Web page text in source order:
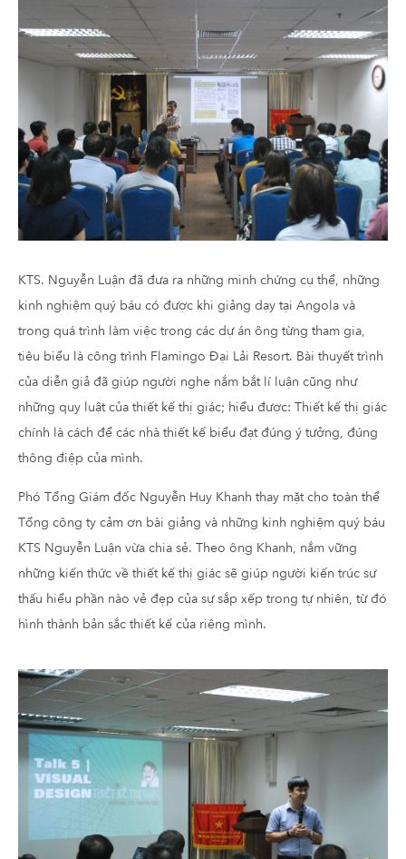
KTS. Nguyễn Luận đã đưa ra những minh chứng cụ thể, những
kinh nghiệm quý báu có được khi giảng dạy tại Angola và
trong quá trình làm việc trong các dự án ông từng tham gia,
tiêu biểu là công trình Flamingo Đại Lải Resort. Bài thuyết trình
của diễn giả đã giúp người nghe nắm bắt lí luận cũng như
những quy luật của thiết kế thị giác; hiểu được: Thiết kế thị giác
chính là cách để các nhà thiết kế biểu đạt đúng ý tưởng, đúng
thông điệp của mình.
Phó Tổng Giám đốc Nguyễn Huy Khanh thay mặt cho toàn thể
Tổng công ty cảm ơn bài giảng và những kinh nghiệm quý báu
KTS Nguyễn Luận vừa chia sẻ. Theo ông Khanh, nắm vững
những kiến thức về thiết kế thị giác sẽ giúp người kiến trúc sư
thấu hiểu phần nào vẻ đẹp của sự sắp xếp trong tự nhiên, từ đó
hình thành bản sắc thiết kế của riêng mình.